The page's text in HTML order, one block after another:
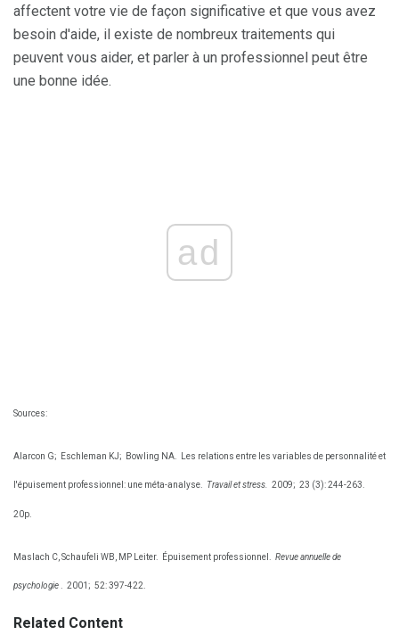
affectent votre vie de façon significative et que vous avez
besoin d'aide, il existe de nombreux traitements qui
peuvent vous aider, et parler à un professionnel peut être
une bonne idée.
ad
Sources:
Alarcon G; Eschleman KJ; Bowling NA. Les relations entre les variables de personnalité et
l'épuisement professionnel: une méta-analyse. Travail et stress. 2009; 23 (3): 244-263.
20p.
Maslach C, Schaufeli WB, MP Leiter. Épuisement professionnel. Revue annuelle de
psychologie 2001; 52: 397-422.
Related Content